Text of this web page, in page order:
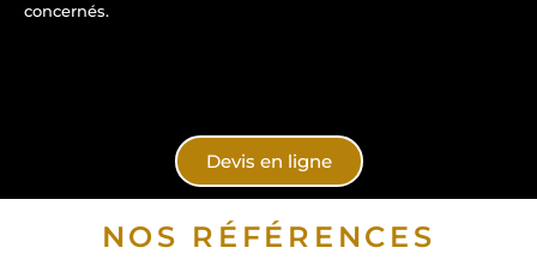
concernés.
Devis en ligne
NOS RÉFÉRENCES